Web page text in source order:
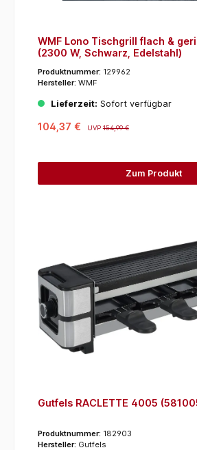
WMF Lono Tischgrill flach &
(2300 W, Schwarz, Edelstahl)
Produktnummer: 129962
Hersteller: WMF
Lieferzeit: Sofort verfügbar
104,37 € UVP154,99 €
Zum Produkt
Gutfels RACLETTE 4005
Produktnummer: 182903
Hersteller: Gutfels